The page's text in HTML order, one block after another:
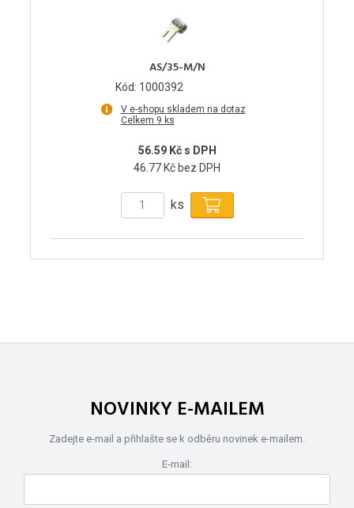
AS/35-M/N
Kód: 1000392
V e-shopu skladem na dotaz
Celkem 9 ks
56.59 Kč s DPH
46.77 Kč bez DPH
ks
NOVINKY E-MAILEM
Zadejte e-mail a přihlašte se k odběru novinek e-mailem.
E-mail: